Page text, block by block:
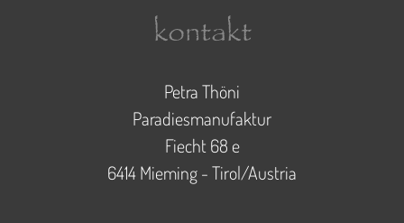
kontakt
Petra Thöni
Paradiesmanufaktur
Fiecht 68 e
6414 Mieming - Tirol/Austria